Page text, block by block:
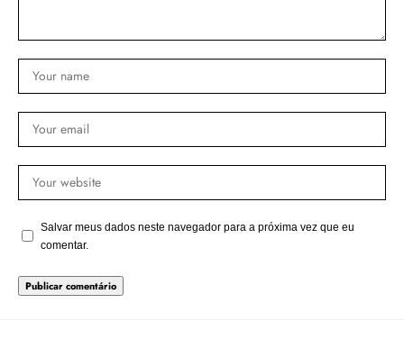
Salvar meus dados neste navegador para a próxima vez que eu
comentar.